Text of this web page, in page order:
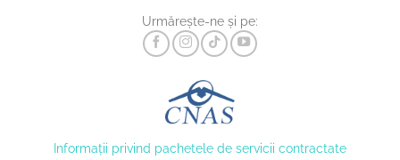
Urmărește-ne și pe:
Informaţii privind pachetele de servicii contractate